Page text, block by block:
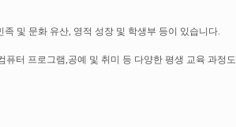
및 문화 유산, 영적 성장 및 학생부 등이 있습니다.
터 프로그램,공예 및 취미 등 다양한 평생 교육 과정도